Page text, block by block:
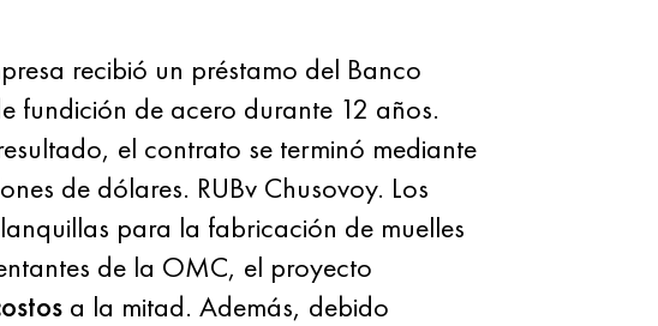
recibió un préstamo del Banco
fundición de acero durante 12 años.
el contrato se terminó mediante
de dólares. RUBv Chusovoy. Los
para la fabricación de muelles
de la OMC, el proyecto
a la mitad. Además, debido